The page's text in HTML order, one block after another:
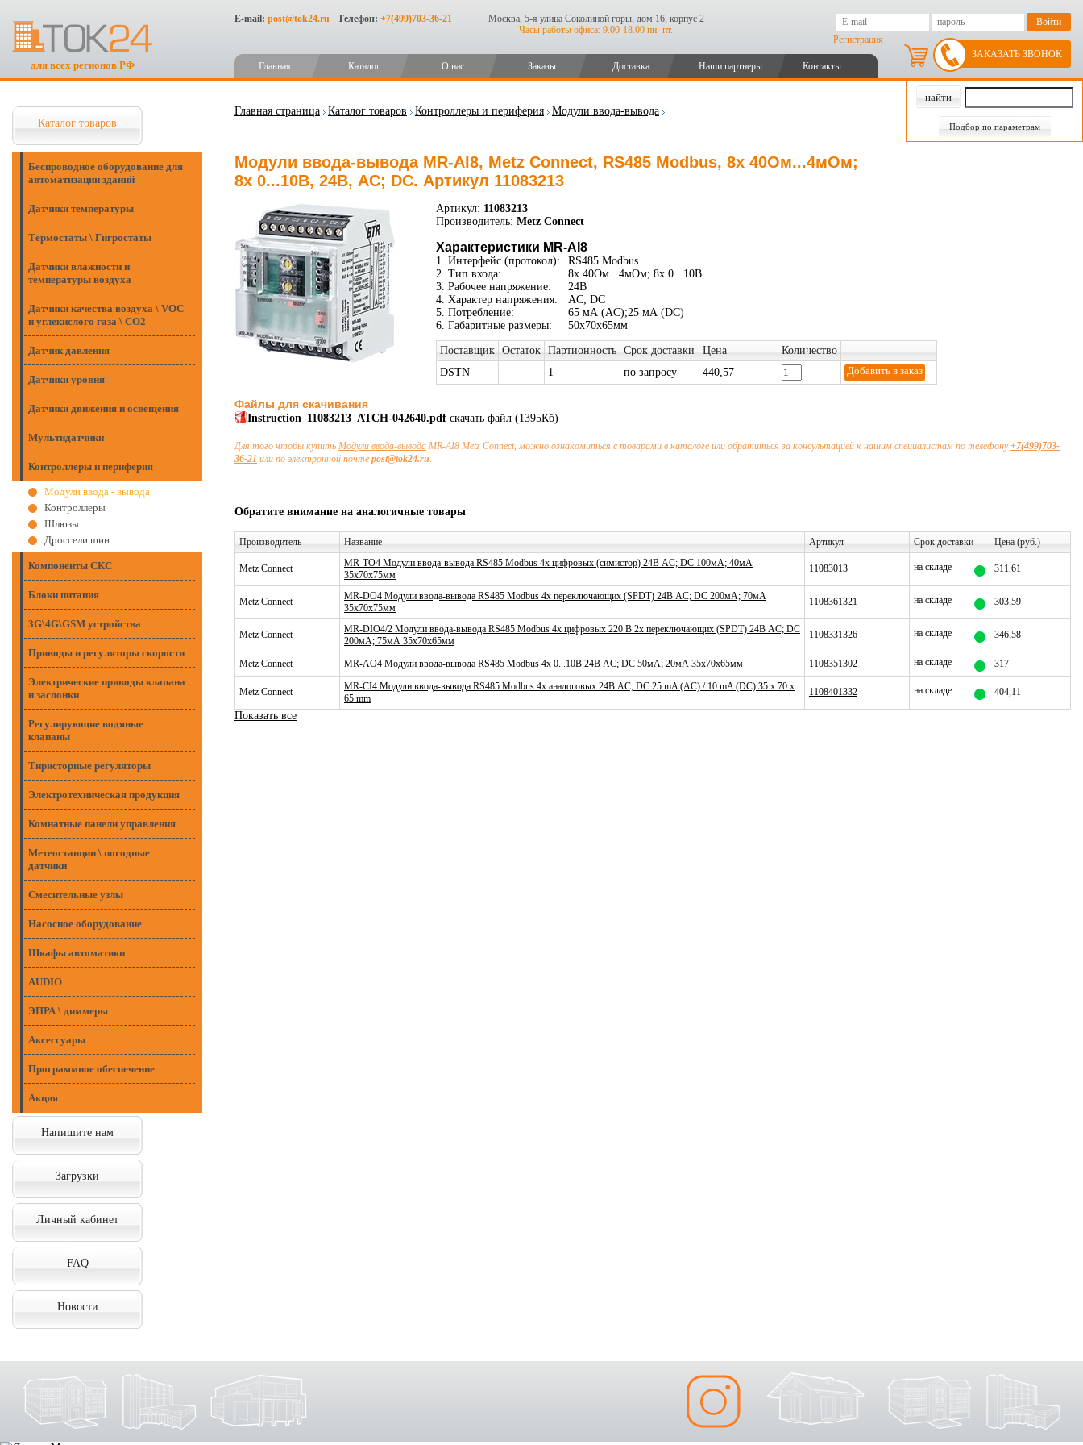
для всех регионов РФ
E-mail: post@tok24.ru Телефон: +7(499)703-36-21
Москва, 5-я улица Соколиной горы, дом 16, корпус 2
Часы работы офиса: 9.00-18.00 пн.-пт.
Регистрация
Главная Каталог О нас Заказы Доставка Наши партнеры Контакты
ЗАКАЗАТЬ ЗВОНОК
Подбор по параметрам
Каталог товаров
Беспроводное оборудование для
автоматизации зданий
Датчики температуры
Термостаты \ Гигростаты
Датчики влажности и
температуры воздуха
Датчики качества воздуха \ VOC
и углекислого газа \ CO2
Датчик давления
Датчики уровня
Датчики движения и освещения
Мультидатчики
Контроллеры и периферия
Модули ввода - вывода
Контроллеры
Шлюзы
Дроссели шин
Компоненты СКС
Блоки питания
3G\4G\GSM устройства
Приводы и регуляторы скорости
Электрические приводы клапана
и заслонки
Регулирующие водяные
клапаны
Тиристорные регуляторы
Электротехническая продукция
Комнатные панели управления
Метеостанции \ погодные
датчики
Смесительные узлы
Насосное оборудование
Шкафы автоматики
AUDIO
ЭПРА \ диммеры
Аксессуары
Программное обеспечение
Акция
Напишите нам
Загрузки
Личный кабинет
FAQ
Новости
Главная страница Каталог товаров Контроллеры и периферия Модули ввода-вывода
Модули ввода-вывода MR-AI8, Metz Connect, RS485 Modbus, 8x 40Ом...4мОм;
8x 0...10В, 24В, AC; DC. Артикул 11083213
Артикул: 11083213
Производитель: Metz Connect
Характеристики MR-AI8
1. Интерфейс (протокол):
RS485 Modbus
2. Тип входа:
8x 40Ом...4мОм; 8x 0...10В
3. Рабочее напряжение:
24В
4. Характер напряжения:
AC; DC
5. Потребление:
65 мА (AC);25 мА (DC)
6. Габаритные размеры:
50x70x65мм
Поставщик Остаток Партионность Срок доставки Цена
Количество
DSTN
1 по запросу 440,57
Файлы для скачивания
Instruction_11083213_ATCH-042640.pdf скачать файл(1395Кб)
Для того чтобы купить Модули ввода-выводаMR-AI8 Metz Connect, можно ознакомиться с товарами в каталоге или обратиться за консультацией к нашим специалистам по телефону+7(499)703-
36-21 или по электронной почте post@tok24.ru.
Обратите внимание на аналогичные товары
Производитель Название Артикул Срок доставки Цена (руб.)
Metz Connect
MR-TO4 Модули ввода-вывода RS485 Modbus 4x цифровых (симистор) 24В AC; DC 100мА; 40мА
35x70x75мм
11083013 на складе 311,61
Metz Connect
MR-DO4 Модули ввода-вывода RS485 Modbus 4x переключающих (SPDT) 24В AC; DC 200мА; 70мА
35x70x75мм
1108361321 на складе 303,59
Metz Connect
MR-DIO4/2 Модули ввода-вывода RS485 Modbus 4x цифровых 220 В 2x переключающих (SPDT) 24В AC; DC
200мА; 75мА 35x70x65мм
1108331326 на складе 346,58
Metz Connect MR-AO4 Модули ввода-вывода RS485 Modbus 4x 0...10В 24В AC; DC 50мА; 20мА 35x70x65мм 1108351302 на складе 317
Metz Connect
MR-CI4 Модули ввода-вывода RS485 Modbus 4x аналоговых 24В AC; DC 25 mA (AC) / 10 mA (DC) 35 x 70 x
65 mm
1108401332 на складе 404,11
Показать все